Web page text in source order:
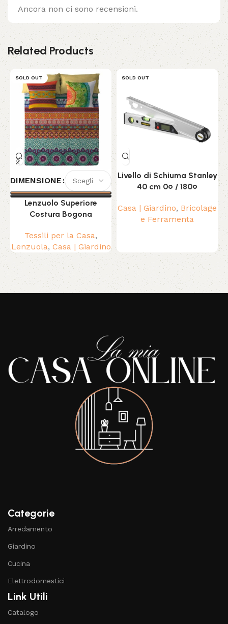
Ancora non ci sono recensioni.
Related Products
SOLD OUT
DIMENSIONE
Lenzuolo Superiore
Costura Bogona
Tessili per la Casa,
Lenzuola, Casa | Giardino
SOLD OUT
Livello di Schiuma Stanley
40 cm 0º / 180º
Casa | Giardino, Bricolage
e Ferramenta
Read More
Categorie
Arredamento
Giardino
Cucina
Elettrodomestici
Link Utili
Catalogo